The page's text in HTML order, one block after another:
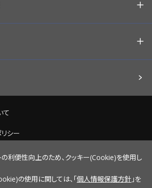
て
シー
ー
の利便性向上のため、クッキー(Cookie)を使用し
の使用に関しては、「個人情報保護方針 」を